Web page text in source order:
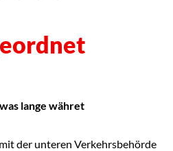
lange währet
der unteren Verkehrsbehörde